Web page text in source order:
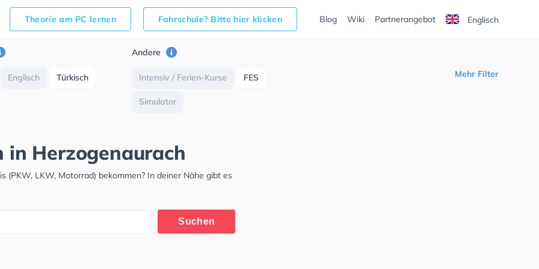
Theorie am PC lernen Fahrschule? Bitte hier klicken Blog Wiki Partnerangebot Englisch
Englisch Türkisch
Andere
Intensiv / Ferien-Kurse FES
Simulator
Mehr Filter
in Herzogenaurach
LKW, Motorrad) bekommen? In deiner Nähe gibt es
Suchen